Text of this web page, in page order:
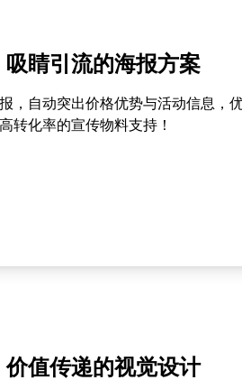
睛引流的海报方案
，自动突出价格优势与活动信息，
转化率的宣传物料支持！
值传递的视觉设计